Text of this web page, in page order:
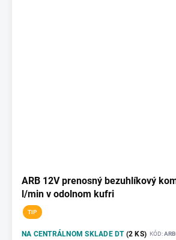
ARB 12V prenosný bezuhlíkový
l/min v odolnom kufri
TIP
NA CENTRÁLNOM SKLADE DT (2 KS) KÓD: